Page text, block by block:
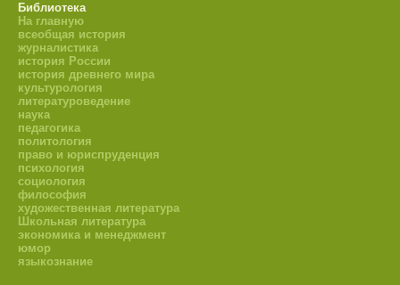
Библиотека
На главную
всеобщая история
журналистика
история России
история древнего мира
культурология
литературоведение
наука
педагогика
политология
право и юриспруденция
психология
социология
философия
художественная литература
Школьная литература
экономика и менеджмент
юмор
языкознание